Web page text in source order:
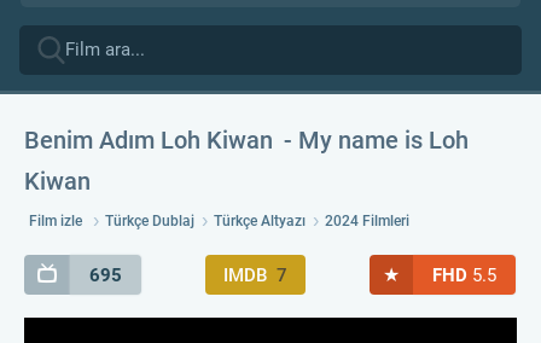
Benim Adım Loh Kiwan
My name is Loh
Kiwan
Film izle Türkçe Dublaj Türkçe Altyazı 2024 Filmleri
695 IMDB 7 ★ FHD 5.5